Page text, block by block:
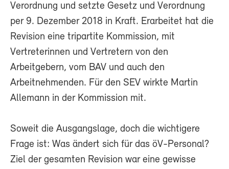
Verordnung und setzte Gesetz und Verordnung
per 9. Dezember 2018 in Kraft. Erarbeitet hat die
Revision eine tripartite Kommission, mit
Vertreterinnen und Vertretern von den
Arbeitgebern, vom BAV und auch den
Arbeitnehmenden. Für den SEV wirkte Martin
Allemann in der Kommission mit.
Soweit die Ausgangslage, doch die wichtigere
Frage ist: Was ändert sich für das öV-Personal?
Ziel der gesamten Revision war eine gewisse